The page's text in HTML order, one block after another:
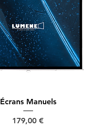
Écrans Manuels
Prix
179,00 €